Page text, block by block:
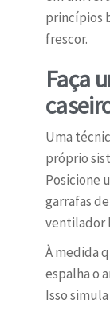
princípios
frescor.
Faça
Uma
próprio
Posicione
garrafas
ventilador
À medida
espalha o
Isso